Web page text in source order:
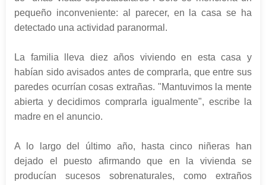
pequeño inconveniente: al parecer, en la casa se ha
detectado una actividad paranormal.
La familia lleva diez años viviendo en esta casa y
habían sido avisados antes de comprarla, que entre sus
paredes ocurrían cosas extrañas. "Mantuvimos la mente
abierta y decidimos comprarla igualmente", escribe la
madre en el anuncio.
A lo largo del último año, hasta cinco niñeras han
dejado el puesto afirmando que en la vivienda se
producían sucesos sobrenaturales, como extraños